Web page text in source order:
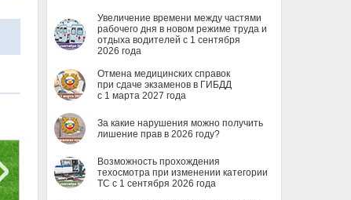
Увеличение времени между частями
рабочего дня в новом режиме труда и
отдыха водителей с 1 сентября
2026 года
Отмена медицинских справок
при сдаче экзаменов в ГИБДД
с 1 марта 2027 года
За какие нарушения можно получить
лишение прав в 2026 году?
Возможность прохождения
техосмотра при изменении категории
ТС с 1 сентября 2026 года